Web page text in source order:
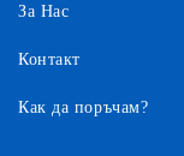
За Нас
Контакт
Как да поръчам?